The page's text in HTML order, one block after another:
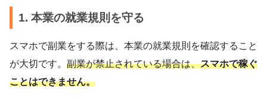
1. 本業の就業規則を守る
スマホで副業をする際は、本業の就業規則を確認すること
が大切です。 副業が禁止されている場合は、スマホで稼ぐ
ことはできません。